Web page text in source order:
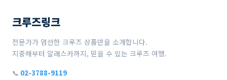
크루즈링크
전문가가 엄선한 크루즈 상품만을 소개합니다.
지중해부터 알래스카까지, 믿을 수 있는 크루즈 여행.
📞 02-3788-9119